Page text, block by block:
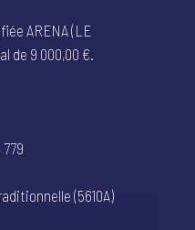
ARENA (LE
de 9 000,00 €.
(5610A)